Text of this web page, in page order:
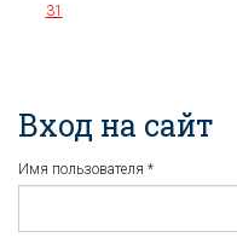
31
Вход на сайт
Имя пользователя *